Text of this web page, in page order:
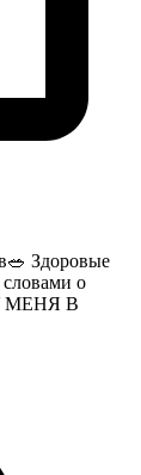
Здоровые
о
МЕНЯ В